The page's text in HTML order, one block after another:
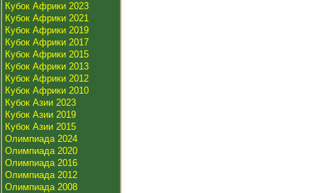
Кубок Африки 2023
Кубок Африки 2021
Кубок Африки 2019
Кубок Африки 2017
Кубок Африки 2015
Кубок Африки 2013
Кубок Африки 2012
Кубок Африки 2010
Кубок Азии 2023
Кубок Азии 2019
Кубок Азии 2015
Олимпиада 2024
Олимпиада 2020
Олимпиада 2016
Олимпиада 2012
Олимпиада 2008